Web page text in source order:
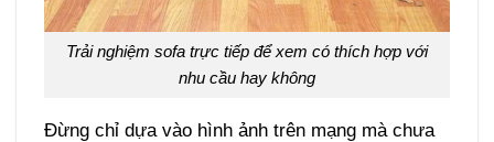
Trải nghiệm sofa trực tiếp để xem có thích hợp với
nhu cầu hay không
Đừng chỉ dựa vào hình ảnh trên mạng mà chưa